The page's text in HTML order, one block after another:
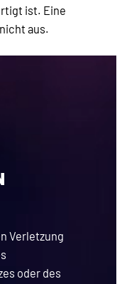
ist. Eine
aus.
Verletzung
oder des